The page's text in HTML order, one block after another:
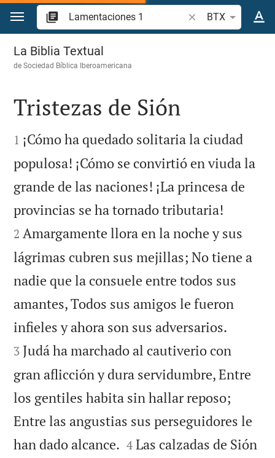
Ir a un contenido
Buscar versículo
BTX
Lamentaciones 1
La Biblia Textual
deSociedad Bíblica Iberoamericana

Tristezas de Sión

1 ¡Cómo ha quedado solitaria la ciudad
populosa! ¡Cómo se convirtió en viuda la
grande de las naciones! ¡La princesa de
provincias se ha tornado tributaria!
2 Amargamente llora en la noche y sus
lágrimas cubren sus mejillas; No tiene a
nadie que la consuele entre todos sus
amantes, Todos sus amigos le fueron
infieles y ahora son sus adversarios.
3 Judá ha marchado al cautiverio con
gran aflicción y dura servidumbre, Entre
los gentiles habita sin hallar reposo;
Entre las angustias sus perseguidores le
han dado alcance. 

4 Las calzadas de Sión